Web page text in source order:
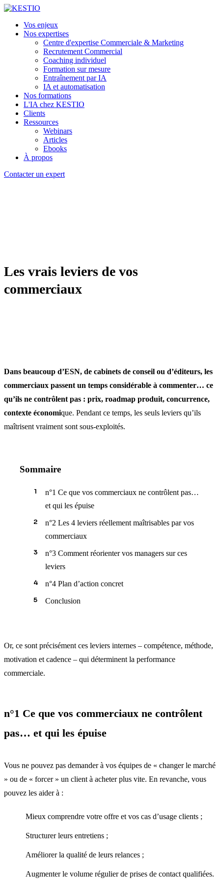
Vos enjeux
Nos expertises
Centre d'expertise Commerciale & Marketing
Recrutement Commercial
Coaching individuel
Formation sur mesure
Entraînement par IA
IA et automatisation
Nos formations
L'IA chez KESTIO
Clients
Ressources
Webinars
Articles
Ebooks
À propos
Contacter un expert
Les vrais leviers de vos
commerciaux
Dans beaucoup d’ESN, de cabinets de conseil ou d’éditeurs, les
commerciaux passent un temps considérable à commenter… ce
qu’ils ne contrôlent pas : prix, roadmap produit, concurrence,
contexte économique. Pendant ce temps, les seuls leviers qu’ils
maîtrisent vraiment sont sous-exploités.
Sommaire
n°1 Ce que vos commerciaux ne contrôlent pas…
et qui les épuise
n°2 Les 4 leviers réellement maîtrisables par vos
commerciaux
n°3 Comment réorienter vos managers sur ces
leviers
n°4 Plan d’action concret
Conclusion
Or, ce sont précisément ces leviers internes – compétence, méthode,
motivation et cadence – qui déterminent la performance
commerciale.
n°1 Ce que vos commerciaux ne contrôlent
pas… et qui les épuise
Vous ne pouvez pas demander à vos équipes de « changer le marché
» ou de « forcer » un client à acheter plus vite. En revanche, vous
pouvez les aider à :
Mieux comprendre votre offre et vos cas d’usage clients ;
Structurer leurs entretiens ;
Améliorer la qualité de leurs relances ;
Augmenter le volume régulier de prises de contact qualifiées.